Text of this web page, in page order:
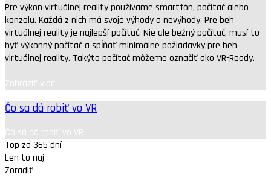
Pre výkon virtuálnej reality používame smartfón, počítač alebo
konzolu. Každá z nich má svoje výhody a nevýhody. Pre beh
virtuálnej reality je najlepší počítač. Nie ale bežný počítač, musí to
byť výkonný počítač a spĺňať minimálne požiadavky pre beh
virtuálnej reality. Takýto počítač môžeme označiť ako VR-Ready.
Zobraziť viac
Čo sa dá robiť vo VR
Čo sa dá robiť vo VR
Top za 365 dní
Len to naj
Zoradiť